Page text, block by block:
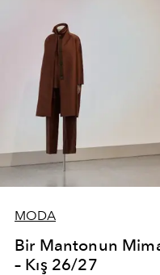
MODA
Bir Mantonun
– Kış 26/27